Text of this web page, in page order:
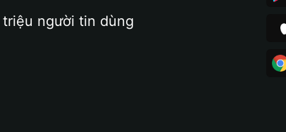
người tin dùng